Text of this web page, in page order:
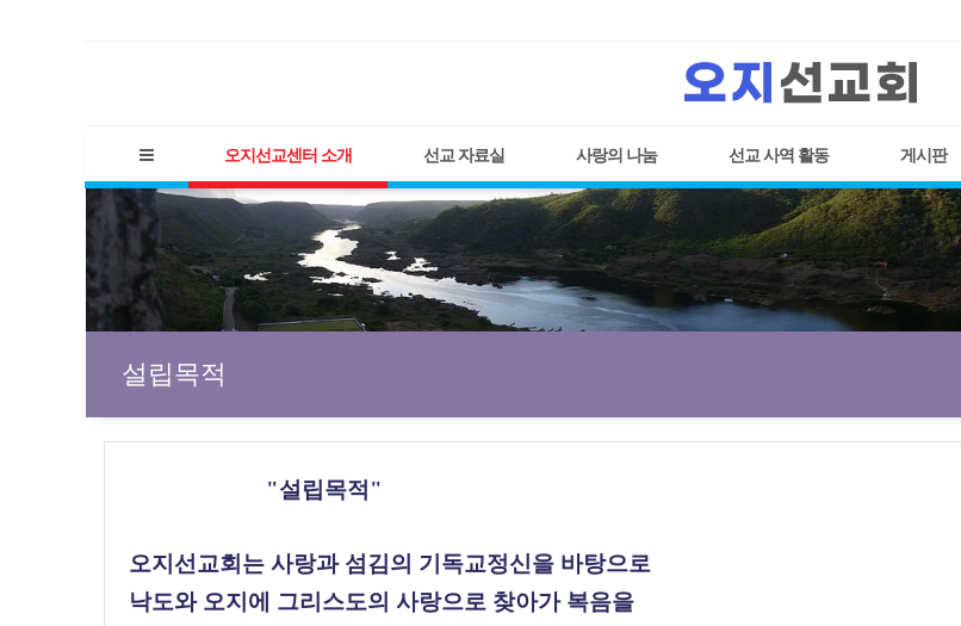
오지선교센터 소개 선교 자료실 사랑의 나눔 선교 사역 활동 게시판
설립목적
"설립목적 "
오지선교회는 사랑과 섬김의 기독교정신을 바탕으로
낙도와 오지에 그리스도의 사랑으로 찾아가 복음을